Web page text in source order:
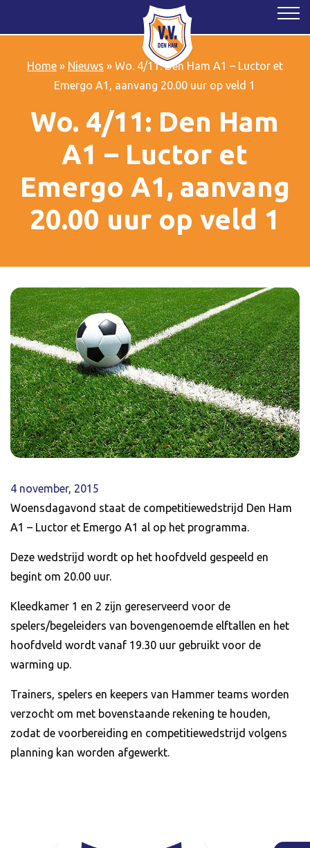
Home» Nieuws » Wo. 4/11: Den Ham A1 – Luctor et
Emergo A1, aanvang 20.00 uur op veld 1
Wo. 4/11: Den Ham
A1 – Luctor et
Emergo A1, aanvang
20.00 uur op veld 1
4 november, 2015
Woensdagavond staat de competitiewedstrijd Den Ham
A1 – Luctor et Emergo A1 al op het programma.
Deze wedstrijd wordt op het hoofdveld gespeeld en
begint om 20.00 uur.
Kleedkamer 1 en 2 zijn gereserveerd voor de
spelers/begeleiders van bovengenoemde elftallen en het
hoofdveld wordt vanaf 19.30 uur gebruikt voor de
warming up.
Trainers, spelers en keepers van Hammer teams worden
verzocht om met bovenstaande rekening te houden,
zodat de voorbereiding en competitiewedstrijd volgens
planning kan worden afgewerkt.